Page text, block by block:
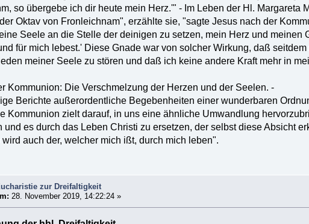
so übergebe ich dir heute mein Herz.'" - Im Leben der Hl. Margareta
Oktav von Fronleichnam", erzählte sie, "sagte Jesus nach der
Seele an die Stelle der deinigen zu setzen, mein Herz und meinen
für mich lebest.' Diese Gnade war von solcher Wirkung, daß
meiner Seele zu stören und daß ich keine andere Kraft mehr in
Kommunion: Die Verschmelzung der Herzen und der Seelen. -
Berichte außerordentliche Begebenheiten einer wunderbaren
Kommunion zielt darauf, in uns eine ähnliche Umwandlung
und es durch das Leben Christi zu ersetzen, der selbst diese Absicht
auch der, welcher mich ißt, durch mich leben".
zur Dreifaltigkeit
28. November 2019, 14:22:24 »